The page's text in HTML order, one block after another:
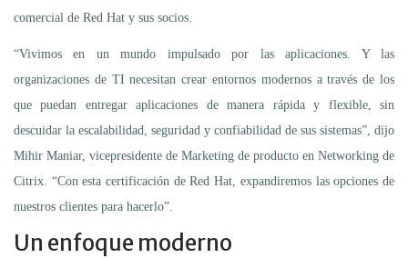
comercial de Red Hat y sus socios.
“Vivimos en un mundo impulsado por las aplicaciones. Y las
organizaciones de TI necesitan crear entornos modernos a través de los
que puedan entregar aplicaciones de manera rápida y flexible, sin
descuidar la escalabilidad, seguridad y confiabilidad de sus sistemas”, dijo
Mihir Maniar, vicepresidente de Marketing de producto en Networking de
Citrix. “Con esta certificación de Red Hat, expandiremos las opciones de
nuestros clientes para hacerlo”.
Un enfoque moderno